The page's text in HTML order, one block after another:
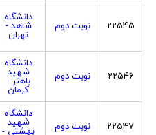
22545 نوبت دوم
دانشگاه
شاهد -
تهران
22546 نوبت دوم
دانشگاه
شهید
باهنر -
کرمان
22547 نوبت دوم
دانشگاه
شهید
بهشتی -